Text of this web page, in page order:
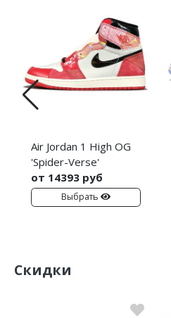
Air Jordan 1 High OG
'Spider-Verse'
от 14393 руб
Выбрать
Скидки